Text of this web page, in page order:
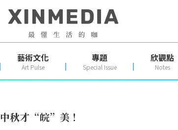
藝術文化
Art Pulse
專題
Special Issue
欣觀點
Notes
秋才“皖”美！